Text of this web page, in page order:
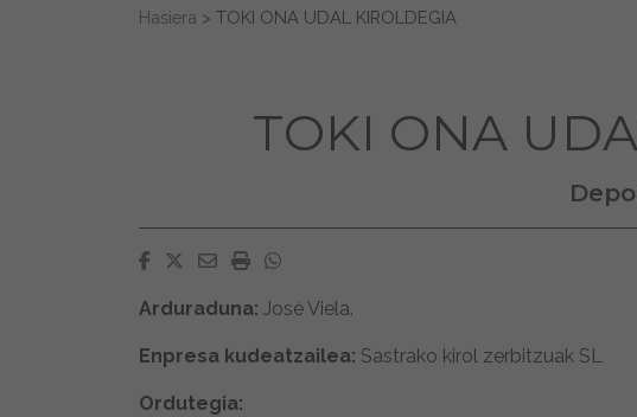
Search for:
Hasiera > TOKI ONA UDAL KIROLDEGIA
TOKI ONA
Facebook
Twitter
EmailImprimirWhatsapp
Arduraduna: José Viela.
Enpresa kudeatzailea: Sastrako kirol zerbitzuak SL
Ordutegia: